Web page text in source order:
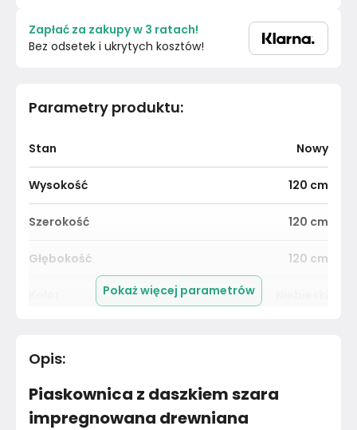
Parametry produktu:
Stan Nowy
Wysokość 120 cm
Szerokość 120 cm
Głębokość 120 cm
Materiał
Pokaż więcej parametrów
Opis:
Piaskownica z daszkiem szara
impregnowana drewniana
Zapłać za zakupy w 3 ratach!
Bez odsetek i ukrytych kosztów!